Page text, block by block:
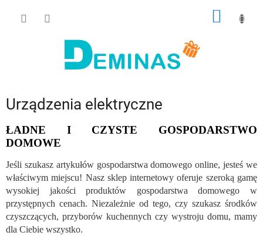
Urządzenia elektryczne
ŁADNE I CZYSTE GOSPODARSTWO
DOMOWE
Jeśli szukasz artykułów gospodarstwa domowego online, jesteś we
właściwym miejscu! Nasz sklep internetowy oferuje szeroką gamę
wysokiej jakości produktów gospodarstwa domowego w
przystępnych cenach. Niezależnie od tego, czy szukasz środków
czyszczących, przyborów kuchennych czy wystroju domu, mamy
dla Ciebie wszystko.